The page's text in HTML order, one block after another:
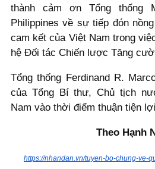
thành cảm ơn Tổng thống
Philippines về sự tiếp đón
cam kết của Việt Nam trong
hệ Đối tác Chiến lược Tăng
Tổng thống Ferdinand R.
của Tổng Bí thư, Chủ tịch
Nam vào thời điểm thuận tiện
Theo Hạnh
https://nhandan.vn/tuyen-bo-chung-ve-